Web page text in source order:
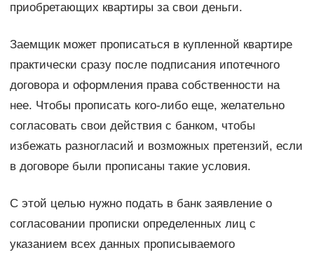
приобретающих квартиры за свои деньги.
Заемщик может прописаться в купленной квартире
практически сразу после подписания ипотечного
договора и оформления права собственности на
нее. Чтобы прописать кого-либо еще, желательно
согласовать свои действия с банком, чтобы
избежать разногласий и возможных претензий, если
в договоре были прописаны такие условия.
С этой целью нужно подать в банк заявление о
согласовании прописки определенных лиц с
указанием всех данных прописываемого